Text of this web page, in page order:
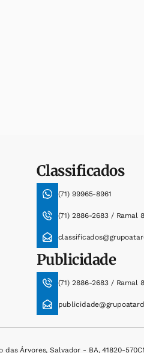
Classificados
(71) 99965-8961
(71) 2886-2683 / Ramal
Publicidade
(71) 2886-2683 / Ramal
das Árvores, Salvador - BA, 41820-570